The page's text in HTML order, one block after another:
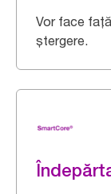
Vor face
ștergere.